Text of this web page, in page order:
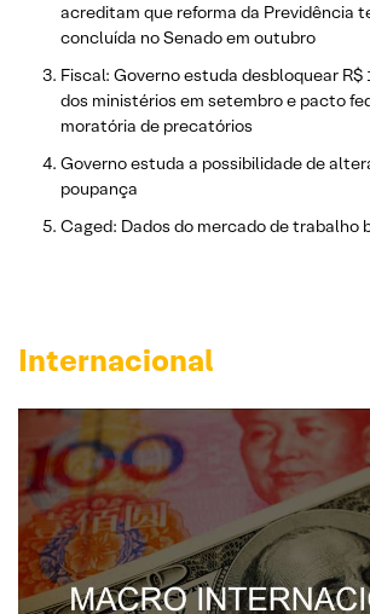
acreditam que reforma da Previdência
concluída no Senado em outubro
Fiscal: Governo estuda desbloquear
dos ministérios em setembro e pacto
moratória de precatórios
Governo estuda a possibilidade de
poupança
Caged: Dados do mercado de trabalho
Internacional